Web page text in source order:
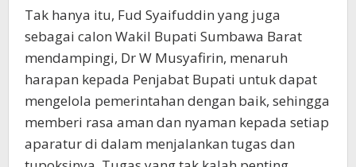
Tak hanya itu, Fud Syaifuddin yang juga
sebagai calon Wakil Bupati Sumbawa Barat
mendampingi, Dr W Musyafirin, menaruh
harapan kepada Penjabat Bupati untuk dapat
mengelola pemerintahan dengan baik, sehingga
memberi rasa aman dan nyaman kepada setiap
aparatur di dalam menjalankan tugas dan